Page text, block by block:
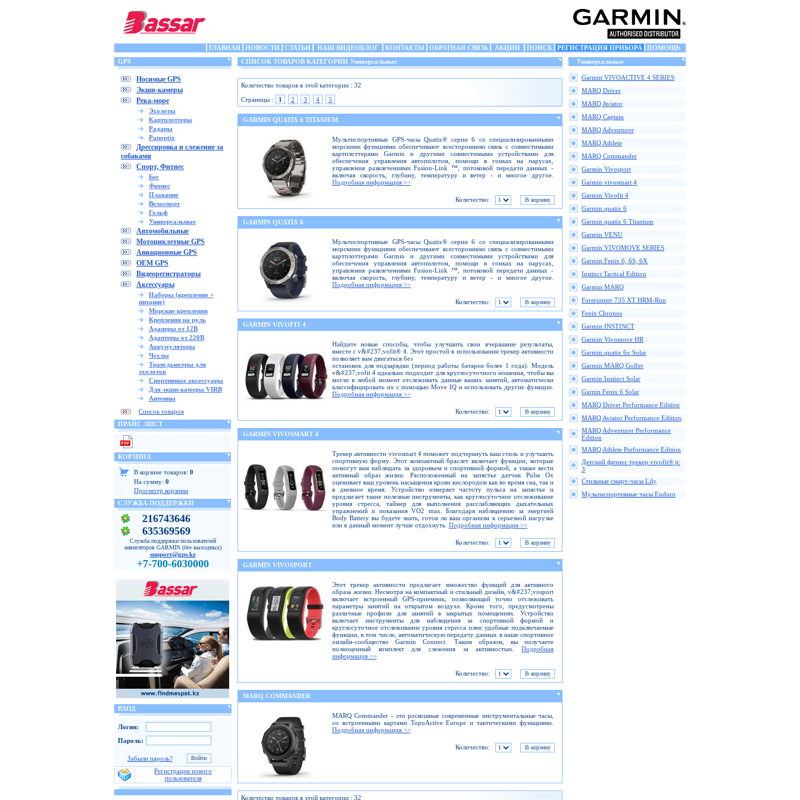
ГЛАВНАЯ НОВОСТИ СТАТЬИ НАШ ВИДЕОБЛОГ КОНТАКТЫ ОБРАТНАЯ СВЯЗЬ АКЦИИ ПОИСК РЕГИСТРАЦИЯ ПРИБОРА
ПОМОЩЬ
GPS
Носимые GPS
Экшн-камеры
Река-море
Эхолоты
Картплоттеры
Радары
Panoptix
Дрессировка и слежение за
собаками
Спорт, Фитнес
Бег
Фитнес
Плавание
Велоспорт
Гольф
Универсальные
Автомобильные
Мотоциклетные GPS
Авиационные GPS
OEM GPS
Видеорегистраторы
Аксессуары
Наборы (крепление +
питание)
Морские крепления
Крепления на руль
Адаперы от 12В
Адаптеры от 220В
Аккумуляторы
Чехлы
Трансдьюсеры для
эхолотов
Спортивные аксессуары
Для экшн-камеры VIRB
Антенны
Список товаров
ПРАЙС ЛИСТ
КОРЗИНА
В корзине товаров: 0
На сумму: 0
Просмотр корзины
СЛУЖБА ПОДДЕРЖКИ
216743646
635369569
Служба поддержки пользователей
навигаторов GARMIN (без выходных)
support@gps.kz
+7-700-6030000
ВХОД
Логин:
Пароль:
Забыли пароль?
Регистрация нового
пользователя
СПИСОК ТОВАРОВ КАТЕГОРИИ Универсальные
Количество товаров в этой категории : 32
Страницы :
1 2 3 4 5
GARMIN QUATIX 6 TITANIUM
Мультиспортивные GPS-часы Quatix® серии 6 со специализированными
морскими функциями обеспечивают всестороннюю связь с совместимыми
картплоттерами Garmin и другими совместимыми устройствами для
обеспечения управления автопилотом, помощи в гонках на парусах,
управления развлечениями Fusion-Link ™, потоковой передачи данных -
включая скорость, глубину, температуру и ветер - и многое другое.
Подробная информация >>
Количество:
GARMIN QUATIX 6
Мультиспортивные GPS-часы Quatix® серии 6 со специализированными
морскими функциями обеспечивают всестороннюю связь с совместимыми
картплоттерами Garmin и другими совместимыми устройствами для
обеспечения управления автопилотом, помощи в гонках на парусах,
управления развлечениями Fusion-Link ™, потоковой передачи данных -
включая скорость, глубину, температуру и ветер - и многое другое.
Подробная информация >>
Количество:
GARMIN VIVOFIT 4
Найдите новые способы, чтобы улучшить свои вчерашние результаты,
вместе с v&#237;vofit® 4. Этот простой в использовании трекер активности
позволяет вам двигаться без
остановок для подзарядки (период работы батареи более 1 года). Модель
v&#237;vofit 4 идеально подходит для круглосуточного ношения, чтобы вы
могли в любой момент отслеживать данные ваших занятий, автоматически
классифицировать их с помощью Move IQ и использовать другие функции.
Подробная информация >>
Количество:
GARMIN VIVOSMART 4
Трекер активности vivosmart 4 поможет подчеркнуть ваш стиль и улучшить
спортивную форму. Этот компактный браслет включает функции, которые
помогут вам наблюдать за здоровьем и спортивной формой, а также вести
активный образ жизни. Расположенный на запястье датчик Pulse Ox
оценивает ваш уровень насыщения крови кислородом как во время сна, так и
в дневное время. Устройство измеряет частоту пульса на запястье и
предлагает такие полезные инструменты, как круглосуточное отслеживание
уровня стресса, таймер для выполнения расслабляющих дыхательных
упражнений и показания VO2 max. Благодаря наблюдению за энергией
Body Battery вы будете знать, готов ли ваш организм к серьезной нагрузке
или в данный момент лучше отдохнуть. Подробная информация >>
Количество:
GARMIN VIVOSPORT
Этот трекер активности предлагает множество функций для активного
образа жизни. Несмотря на компактный и стильный дизайн, v&#237;vosport
включает встроенный GPS-приемник, позволяющий точно отслеживать
параметры занятий на открытом воздухе. Кроме того, предусмотрены
различные профили для занятий в закрытых помещениях. Устройство
включает инструменты для наблюдения за спортивной формой и
круглосуточное отслеживание уровня стресса плюс удобные подключаемые
функции, в том числе, автоматическую передачу данных в наше спортивное
онлайн-сообщество Garmin Connect. Таким образом, вы получаете
полноценный комплект для слежения за активностью. Подробная
информация >>
Количество:
MARQ COMMANDER
MARQ Commander - это роскошные современные инструментальные часы,
со встроенными картами TopoActive Europe и тактическими функциями.
Подробная информация >>
Количество:
Количество товаров в этой категории : 32
Универсальные
Garmin VIVOACTIVE 4 SERIES
MARQ Driver
MARQ Aviator
MARQ Captain
MARQ Adventurer
MARQ Athlete
MARQ Commander
Garmin Vivosport
Garmin vivosmart 4
Garmin Vivofit 4
Garmin quatix 6
Garmin quatix 6 Titanium
Garmin VENU
Garmin VIVOMOVE SERIES
Garmin Fenix 6, 6S, 6X
Instinct Tactical Edition
Garmin MARQ
Forerunner 735 XT HRM-Run
Fenix Chronos
Garmin INSTINCT
Garmin Vivomove HR
Garmin quatix 6x Solar
Garmin MARQ Golfer
Garmin Instinct Solar
Garmn Fenix 6 Solar
MARQ Driver Performance Edition
MARQ Aviator Performance Edition
MARQ Adventurer Performance
Edition
MARQ Athlete Performance Edition
Детский фитнес трекер vivofit® jr.
3
Стильные смарт-часы Lily
Мультиспортивные часы Enduro